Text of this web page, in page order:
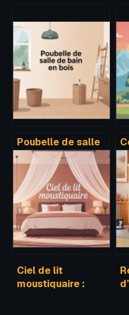
Poubelle de salle
de bain en bois :
guide complet
pour bien choisir
Ciel de lit
moustiquaire :